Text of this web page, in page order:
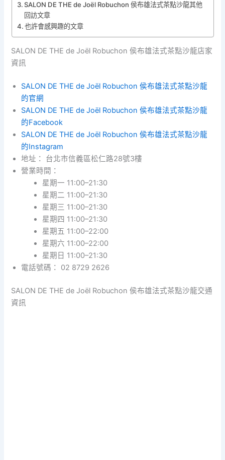
SALON DE THE de Joël Robuchon 侯布雄法式茶點沙龍其他
回訪文章
也許會感興趣的文章
SALON DE THE de Joël Robuchon 侯布雄法式茶點沙龍店家
資訊
SALON DE THE de Joël Robuchon 侯布雄法式茶點沙龍
的官網
SALON DE THE de Joël Robuchon 侯布雄法式茶點沙龍
的Facebook
SALON DE THE de Joël Robuchon 侯布雄法式茶點沙龍
的Instagram
地址： 台北市信義區松仁路28號3樓
營業時間：
星期一 11:00–21:30
星期二 11:00–21:30
星期三 11:00–21:30
星期四 11:00–21:30
星期五 11:00–22:00
星期六 11:00–22:00
星期日 11:00–21:30
電話號碼： 02 8729 2626
SALON DE THE de Joël Robuchon 侯布雄法式茶點沙龍交通
資訊